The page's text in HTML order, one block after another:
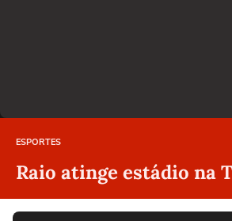
ESPORTES
Raio atinge estádio na